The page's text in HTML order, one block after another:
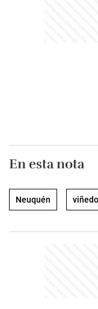
En esta nota
Neuquén